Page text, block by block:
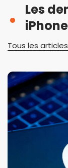
Les
Tous les articles